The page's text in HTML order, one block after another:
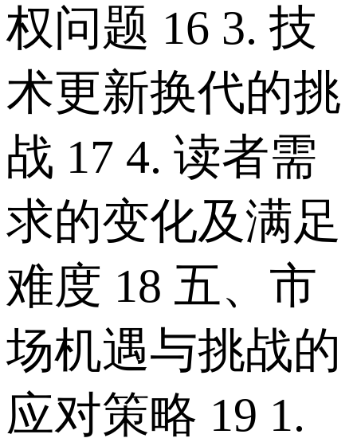
权问题 16 3. 技
术更新换代的挑
战 17 4. 读者需
求的变化及满足
难度 18 五、市
场机遇与挑战的
应对策略 19 1.